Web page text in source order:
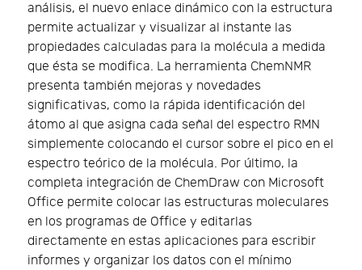
análisis, el nuevo enlace dinámico con la estructura
permite actualizar y visualizar al instante las
propiedades calculadas para la molécula a medida
que ésta se modifica. La herramienta ChemNMR
presenta también mejoras y novedades
significativas, como la rápida identificación del
átomo al que asigna cada señal del espectro RMN
simplemente colocando el cursor sobre el pico en el
espectro teórico de la molécula. Por último, la
completa integración de ChemDraw con Microsoft
Office permite colocar las estructuras moleculares
en los programas de Office y editarlas
directamente en estas aplicaciones para escribir
informes y organizar los datos con el mínimo